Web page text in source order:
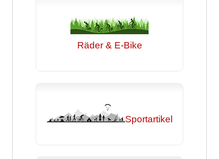
Räder & E-Bike
Sportartikel